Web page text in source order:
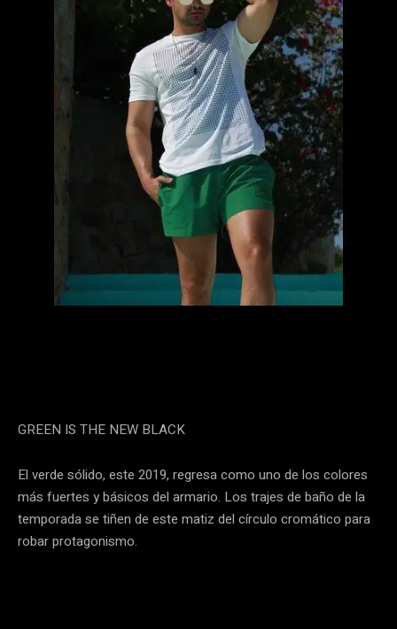
GREEN IS THE NEW BLACK
El verde sólido, este 2019, regresa como uno de los colores
más fuertes y básicos del armario. Los trajes de baño de la
temporada se tiñen de este matiz del círculo cromático para
robar protagonismo.